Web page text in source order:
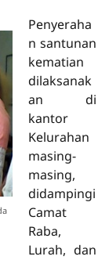
Penyeraha
n santunan
kematian
dilaksanak
an di
kantor
Kelurahan
masing-
masing,
didampingi
Camat
Raba,
Lurah, dan